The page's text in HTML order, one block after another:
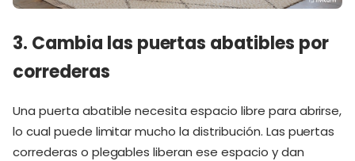
3. Cambia las puertas abatibles por
correderas
Una puerta abatible necesita espacio libre para abrirse,
lo cual puede limitar mucho la distribución. Las puertas
correderas o plegables liberan ese espacio y dan